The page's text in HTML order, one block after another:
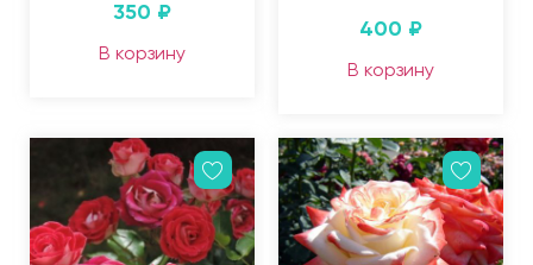
350 ₽
В корзину
400 ₽
В корзину